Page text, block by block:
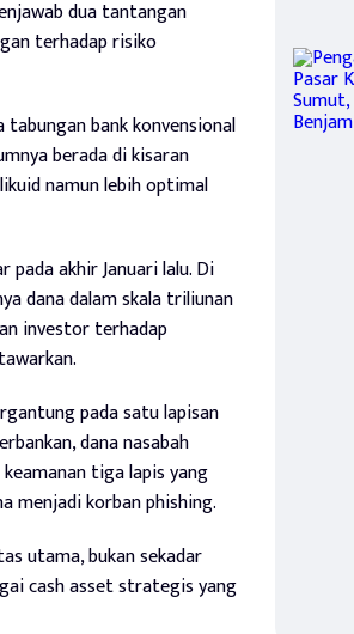
dua tantangan
terhadap risiko
bank konvensional
berada di kisaran
namun lebih optimal
akhir Januari lalu. Di
dana dalam skala triliunan
investor terhadap
pada satu lapisan
dana nasabah
tiga lapis yang
menjadi korban phishing.
utama, bukan sekadar
cash asset strategis yang